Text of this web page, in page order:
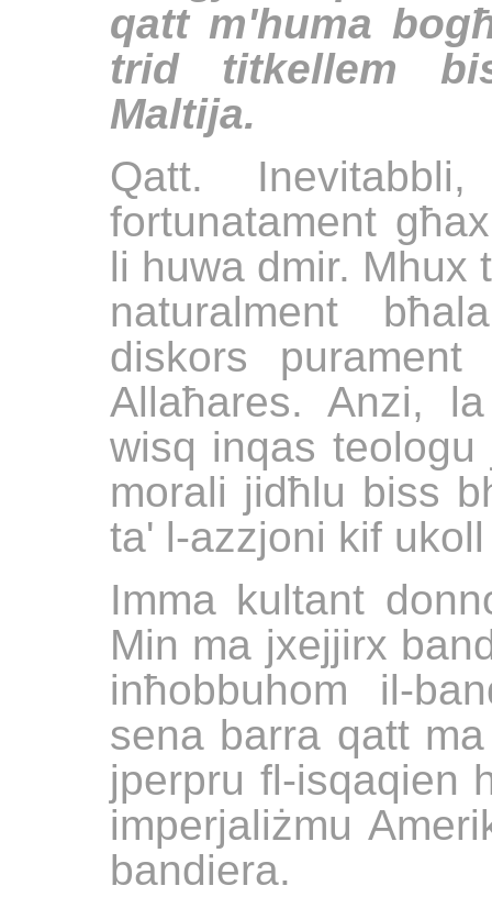
qatt m'huma
trid titkellem
Maltija.
Qatt.
fortunatament
li huwa dmir. Mhux
naturalment
diskors
Allaħares. Anzi,
wisq inqas
morali jidħlu biss
ta' l-azzjoni kif
Imma kultant
Min ma jxejjirx
inħobbuhom il-
sena barra qatt
jperpru fl-isqaqien
imperjaliżmu
bandiera.